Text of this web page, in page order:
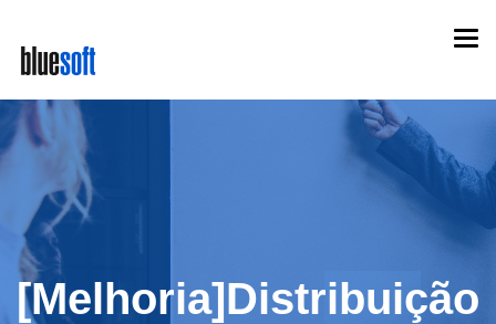
main
content
[Melhoria]Distribuição